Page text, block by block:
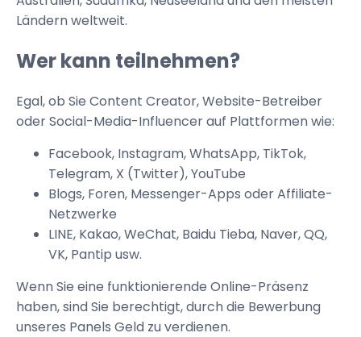
Ländern weltweit.
Wer kann teilnehmen?
Egal, ob Sie Content Creator, Website-Betreiber
oder Social-Media-Influencer auf Plattformen wie:
Facebook, Instagram, WhatsApp, TikTok,
Telegram, X (Twitter), YouTube
Blogs, Foren, Messenger-Apps oder Affiliate-
Netzwerke
LINE, Kakao, WeChat, Baidu Tieba, Naver, QQ,
VK, Pantip usw.
Wenn Sie eine funktionierende Online-Präsenz
haben, sind Sie berechtigt, durch die Bewerbung
unseres Panels Geld zu verdienen.